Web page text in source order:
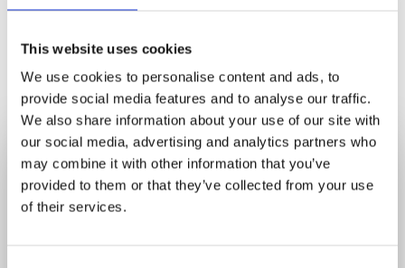
This website uses cookies
We use cookies to personalise content and ads, to
provide social media features and to analyse our traffic.
We also share information about your use of our site with
our social media, advertising and analytics partners who
may combine it with other information that you’ve
provided to them or that they’ve collected from your use
of their services.
Du er også velkommen til at kontakte mig på enten
Skriv til Christina Strømsted​
Udfyld formularen her på siden og jeg bestræber mig